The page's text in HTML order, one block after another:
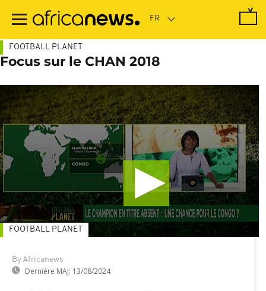
contenu
FOOTBALL PLANET
Focus sur le CHAN 2018
By Africanews
Dernière MAJ: 13/08/2024
FOOTBALL PLANET